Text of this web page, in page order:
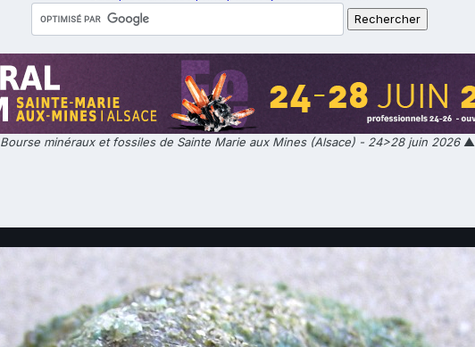
Bourse minéraux et fossiles de Sainte Marie aux Mines (Alsace) - 24>28 juin 2026▲